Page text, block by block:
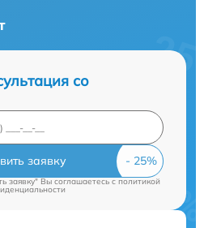
со
заявку
заявку" Вы соглашаетесь cполитикой